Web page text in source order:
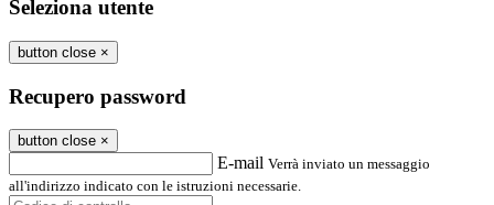
Seleziona utente
button close ×
Recupero password
button close ×
E-mail Verrà inviato un messaggio
all'indirizzo indicato con le istruzioni necessarie.